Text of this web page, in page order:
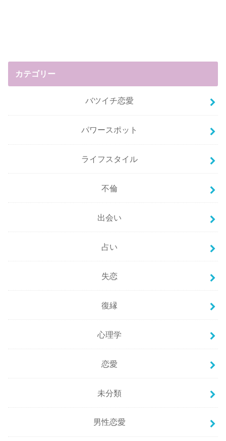
カテゴリー
バツイチ恋愛
パワースポット
ライフスタイル
不倫
出会い
占い
失恋
復縁
心理学
恋愛
未分類
男性恋愛